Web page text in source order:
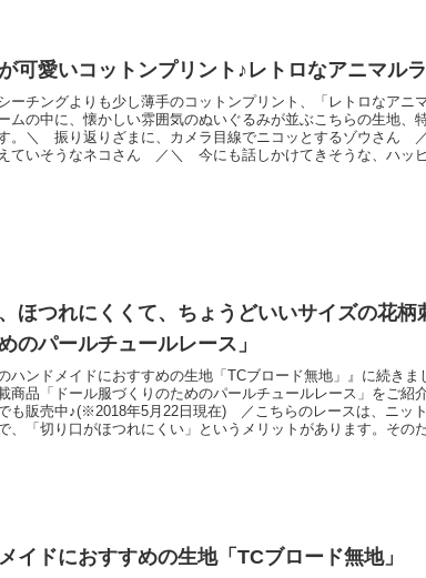
可愛いコットンプリント♪レトロなアニマル
ーチングよりも少し薄手のコットンプリント、「レトロなアニ
ムの中に、懐かしい雰囲気のぬいぐるみが並ぶこちらの生地、
す。＼ 振り返りざまに、カメラ目線でニコッとするゾウさん
ていそうなネコさん ／＼ 今にも話しかけてきそうな、ハッ
ほつれにくくて、ちょうどいいサイズの花柄
のパールチュールレース」
ハンドメイドにおすすめの生地「TCブロード無地」』に続きま
商品「ドール服づくりのためのパールチュールレース」をご紹
も販売中♪(※2018年5月22日現在) ／こちらのレースは、ニッ
、「切り口がほつれにくい」というメリットがあります。その
イドにおすすめの生地「TCブロード無地」